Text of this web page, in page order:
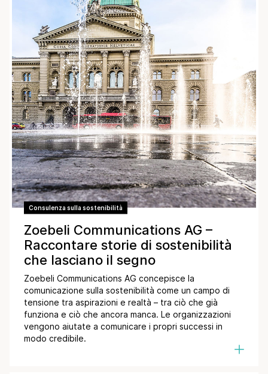
Consulenza sulla sostenibilità
Zoebeli Communications AG –
Raccontare storie di sostenibilità
che lasciano il segno
Zoebeli Communications AG concepisce la
comunicazione sulla sostenibilità come un campo di
tensione tra aspirazioni e realtà – tra ciò che già
funziona e ciò che ancora manca. Le organizzazioni
vengono aiutate a comunicare i propri successi in
modo credibile.